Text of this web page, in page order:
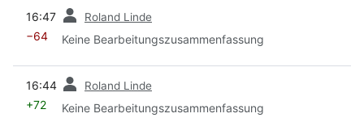
16:47 Roland Linde
−64 Keine Bearbeitungszusammenfassung
16:44 Roland Linde
+72 Keine Bearbeitungszusammenfassung